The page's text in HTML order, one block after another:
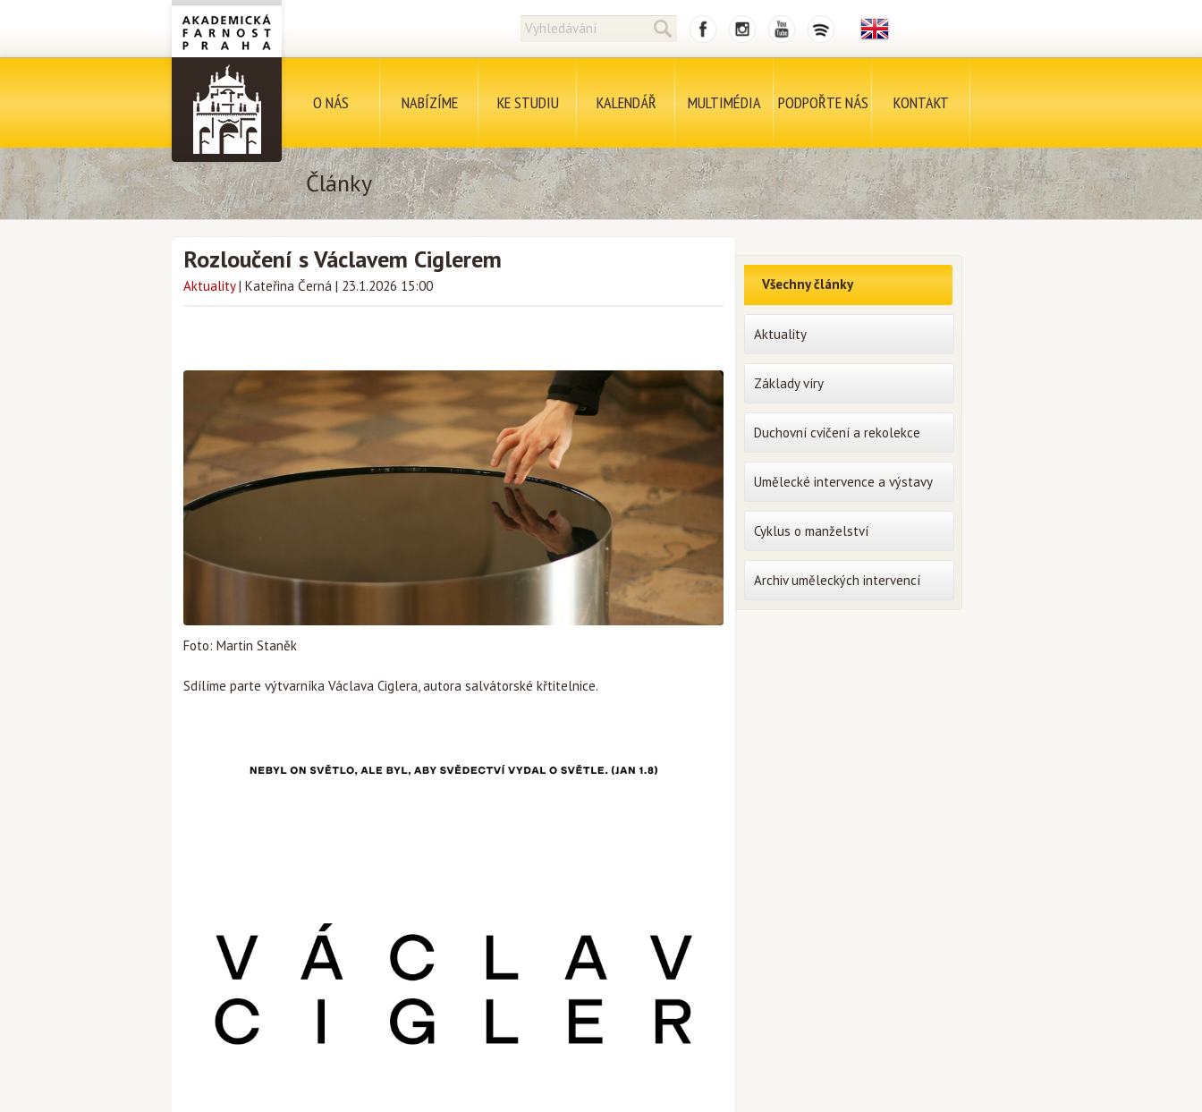
O NÁS NABÍZÍME KE STUDIU KALENDÁŘ MULTIMÉDIA PODPOŘTE NÁS KONTAKT
Články
Rozloučení s Václavem Ciglerem
Aktuality | Kateřina Černá | 23.1.2026 15:00
Foto: Martin Staněk
Sdílíme parte výtvarníka Václava Ciglera, autora salvátorské křtitelnice.
Všechny články
Aktuality
Základy víry
Duchovní cvičení a rekolekce
Umělecké intervence a výstavy
Cyklus o manželství
Archiv uměleckých intervencí